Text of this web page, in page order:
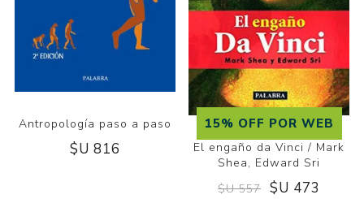
Antropología paso a paso
$U 816
15% OFF POR WEB
El engaño da Vinci / Mark
Shea, Edward Sri
$U 557 $U 473